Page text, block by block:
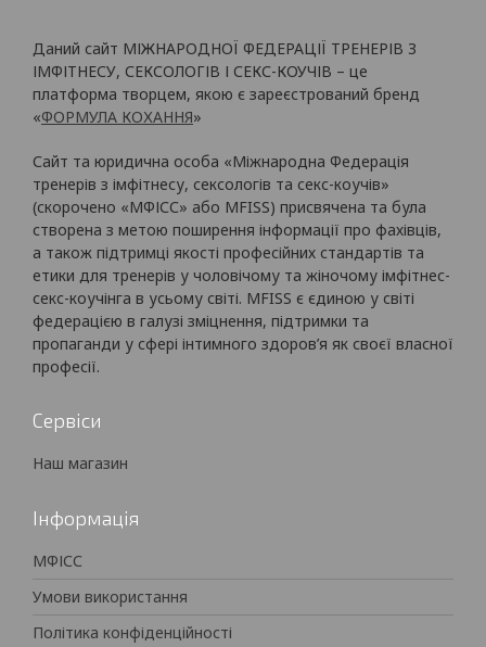
Даний сайт МІЖНАРОДНОЇ ФЕДЕРАЦІЇ ТРЕНЕРІВ З
ІМФІТНЕСУ, СЕКСОЛОГІВ І СЕКС-КОУЧІВ – це
платформа творцем, якою є зареєстрований бренд
«ФОРМУЛА КОХАННЯ»
Сайт та юридична особа «Міжнародна Федерація
тренерів з імфітнесу, сексологів та секс-коучів»
(скорочено «МФІСС» або MFISS) присвячена та була
створена з метою поширення інформації про фахівців,
а також підтримці якості професійних стандартів та
етики для тренерів у чоловічому та жіночому імфітнес-
секс-коучінга в усьому світі. MFISS є єдиною у світі
федерацією в галузі зміцнення, підтримки та
пропаганди у сфері інтимного здоров’я як своєї власної
професії.
Сервіси
Наш магазин
Інформація
МФІСС
Умови використання
Політика конфіденційності